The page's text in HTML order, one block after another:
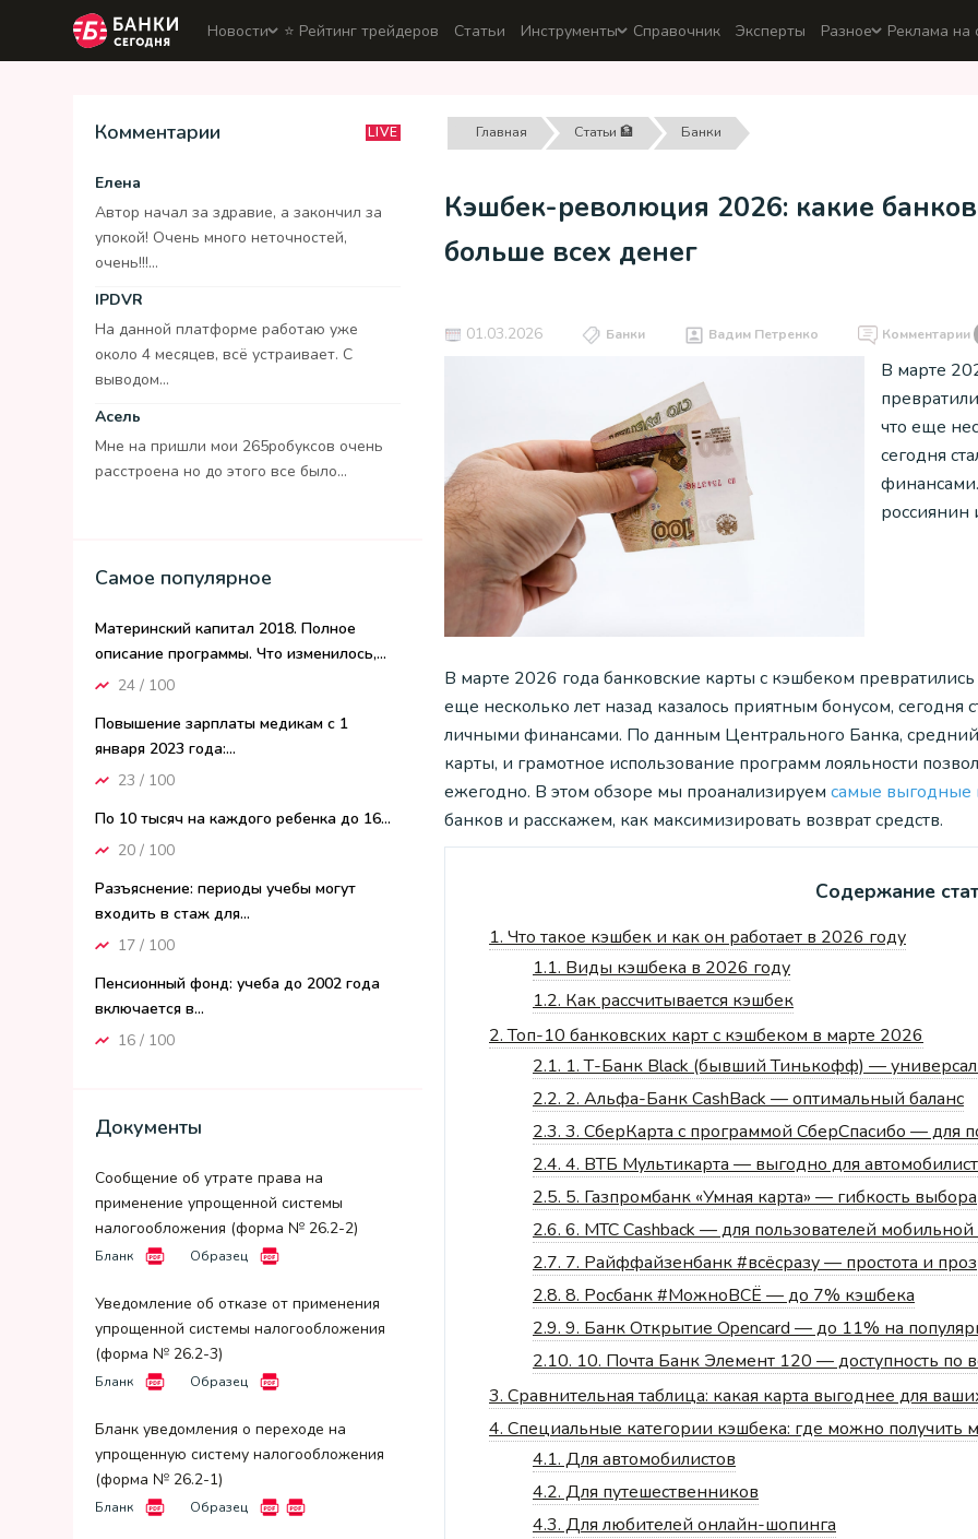
Новости ⭐️ Рейтинг трейдеров Статьи Инструменты Справочник Эксперты Разное Реклама на
Комментарии LIVE
Елена
Автор начал за здравие, а закончил за
упокой! Очень много неточностей,
очень!!!...
IPDVR
На данной платформе работаю уже
около 4 месяцев, всё устраивает. С
выводом...
Асель
Мне на пришли мои 265робуксов очень
расстроена но до этого все было...
Самое популярное
Материнский капитал 2018. Полное
описание программы. Что изменилось,...
24 / 100
Повышение зарплаты медикам с 1
января 2023 года:...
23 / 100
По 10 тысяч на каждого ребенка до 16...
20 / 100
Разъяснение: периоды учебы могут
входить в стаж для...
17 / 100
Пенсионный фонд: учеба до 2002 года
включается в...
16 / 100
Документы
Сообщение об утрате права на
применение упрощенной системы
налогообложения (форма № 26.2-2)
Бланк Образец
Уведомление об отказе от применения
упрощенной системы налогообложения
(форма № 26.2-3)
Бланк Образец
Бланк уведомления о переходе на
упрощенную систему налогообложения
(форма № 26.2-1)
Бланк Образец
Главная Статьи 🏦 Банки
Кэшбек-революция 2026: какие
больше всех денег
01.03.2026 Банки Вадим Петренко Комментарии
В марте
что еще
сегодня
россиянин
В марте 2026 года банковские карты с кэшбеком
еще несколько лет назад казалось приятным бонусом,
личными финансами. По данным Центрального Банка,
карты, и грамотное использование программ лояльности
ежегодно. В этом обзоре мы проанализируем самые выгодные
банков и расскажем, как максимизировать возврат средств.
Содержание
1. Что такое кэшбек и как он работает в 2026 году
1.1. Виды кэшбека в 2026 году
1.2. Как рассчитывается кэшбек
2.Топ-10 банковских карт с кэшбеком в марте 2026
2.1. 1. Т-Банк Black (бывший Тинькофф) —
2.2. 2. Альфа-Банк CashBack — оптимальный баланс
2.3. 3. СберКарта с программой СберСпасибо — для
2.4. 4. ВТБ Мультикарта — выгодно для
2.5. 5. Газпромбанк «Умная карта» — гибкость выбора
2.6. 6. МТС Cashback — для пользователей мобильной
2.7. 7. Райффайзенбанк #всёсразу — простота и
2.8. 8. Росбанк #МожноВСЁ — до 7% кэшбека
2.9. 9. Банк Открытие Opencard — до 11% на
2.10. 10. Почта Банк Элемент 120 — доступность по
3. Сравнительная таблица: какая карта выгоднее для
4. Специальные категории кэшбека: где можно получить
4.1. Для автомобилистов
4.2. Для путешественников
4.3. Для любителей онлайн-шопинга